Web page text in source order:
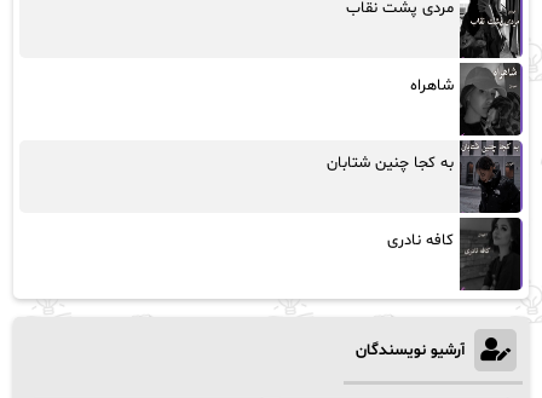
مردی پشت نقاب
شاهراه
به کجا چنین شتابان
کافه نادری
آرشیو نویسندگان